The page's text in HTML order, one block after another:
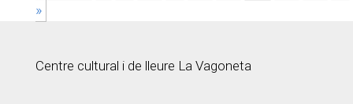
»
Centre cultural i de lleure La Vagoneta